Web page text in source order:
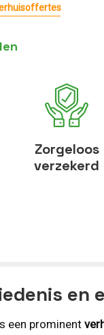
Zorgeloos
verzekerd
en
een prominent